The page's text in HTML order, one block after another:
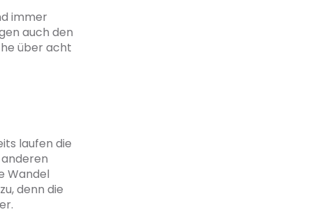
immer
auch den
über acht
laufen die
Wandel
denn die